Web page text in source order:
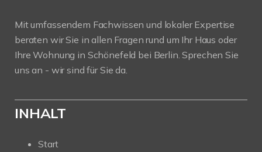
Mit umfassendem Fachwissen und lokaler Expertise
beraten wir Sie in allen Fragen rund um Ihr Haus oder
Ihre Wohnung in Schönefeld bei Berlin. Sprechen Sie
uns an - wir sind für Sie da.
INHALT
Start